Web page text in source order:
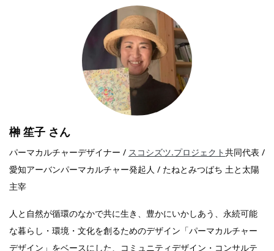
榊 笙子 さん
パーマカルチャーデザイナー / スコシズツ.プロジェクト共同代表 /
愛知アーバンパーマカルチャー発起人 / たねとみつばち 土と太陽
主宰
人と自然が循環のなかで共に生き、豊かにいかしあう、永続可能
な暮らし・環境・文化を創るためのデザイン「パーマカルチャー
デザイン」をベースにした、コミュニティデザイン・コンサルテ